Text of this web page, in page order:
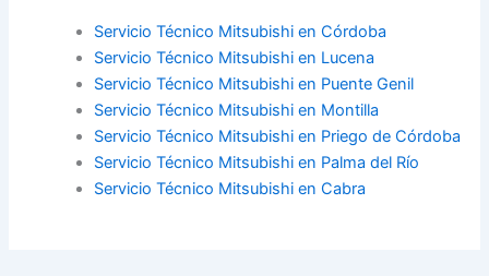
Servicio Técnico Mitsubishi en Córdoba
Servicio Técnico Mitsubishi en Lucena
Servicio Técnico Mitsubishi en Puente Genil
Servicio Técnico Mitsubishi en Montilla
Servicio Técnico Mitsubishi en Priego de Córdoba
Servicio Técnico Mitsubishi en Palma del Río
Servicio Técnico Mitsubishi en Cabra